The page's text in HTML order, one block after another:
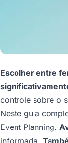
Escolher entre
controle sobre o
Neste guia
Event Planning.
informada.